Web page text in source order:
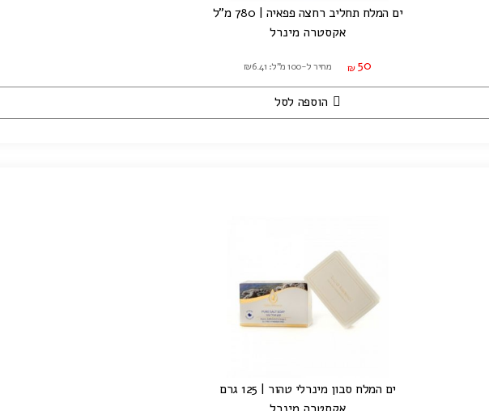
ים המלח תחליב רחצה פפאיה | 780 מ"ל
אקסטרה מינרל
₪ 50 מחיר ל-100 מ"ל: ₪6.41
הוספה לסל
ים המלח סבון מינרלי טהור | 125 גרם